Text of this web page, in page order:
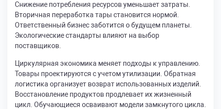
Снижение потребления ресурсов уменьшает затраты.
Вторичная переработка тары становится нормой.
Ответственный бизнес заботится о будущем планеты.
Экологические стандарты влияют на выбор
поставщиков.
Циркулярная экономика меняет подходы к управлению.
Товары проектируются с учетом утилизации. Обратная
логистика организует возврат использованных изделий.
Восстановление продуктов продлевает их жизненный
цикл. Обучающиеся осваивают модели замкнутого цикла.